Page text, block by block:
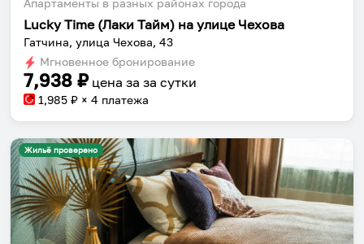
Апартаменты в разных районах города
Lucky Time (Лаки Тайм) на улице Чехова
Гатчина, улица Чехова, 43
Мгновенное бронирование
7,938 ₽ цена за за сутки
1,985 ₽ × 4 платежа
Жильё проверено